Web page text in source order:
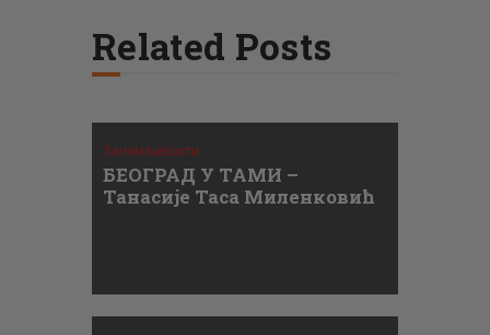
Related Posts
Занимљивости
БЕОГРАД У ТАМИ –
Танасије Таса Миленковић